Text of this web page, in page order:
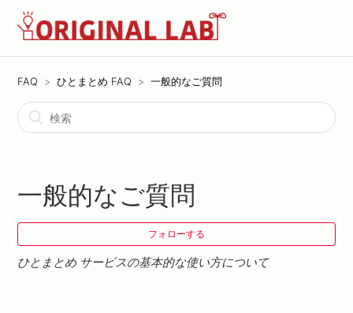
FAQ ひとまとめ FAQ 一般的なご質問
一般的なご質問
フォローする
ひとまとめ サービスの基本的な使い方について